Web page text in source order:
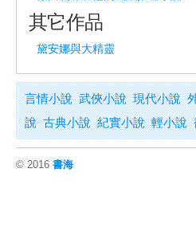
其它作品
黛安娜與大精靈
言情小說 武俠小說 現代小說
說 古典小說 紀實小說 輕小說
© 2016 書海